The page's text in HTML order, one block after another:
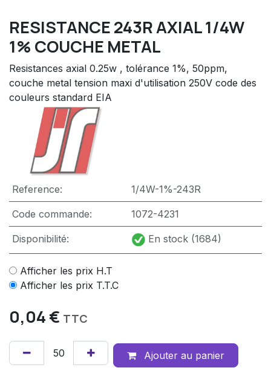
RESISTANCE 243R AXIAL 1/4W
1% COUCHE METAL
Resistances axial 0.25w , tolérance 1%, 50ppm,
couche metal tension maxi d'utilisation 250V code des
couleurs standard EIA
Reference: 1/4W-1%-243R
Code commande: 1072-4231
Disponibilité: En stock (1684)
Afficher les prix H.T
Afficher les prix T.T.C
0,04€ TTC
Ajouter au panier